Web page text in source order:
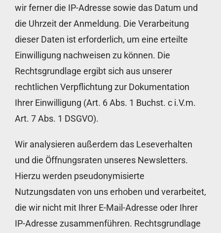
wir ferner die IP-Adresse sowie das Datum und
die Uhrzeit der Anmeldung. Die Verarbeitung
dieser Daten ist erforderlich, um eine erteilte
Einwilligung nachweisen zu können. Die
Rechtsgrundlage ergibt sich aus unserer
rechtlichen Verpflichtung zur Dokumentation
Ihrer Einwilligung (Art. 6 Abs. 1 Buchst. c i.V.m.
Art. 7 Abs. 1 DSGVO).
Wir analysieren außerdem das Leseverhalten
und die Öffnungsraten unseres Newsletters.
Hierzu werden pseudonymisierte
Nutzungsdaten von uns erhoben und verarbeitet,
die wir nicht mit Ihrer E-Mail-Adresse oder Ihrer
IP-Adresse zusammenführen. Rechtsgrundlage